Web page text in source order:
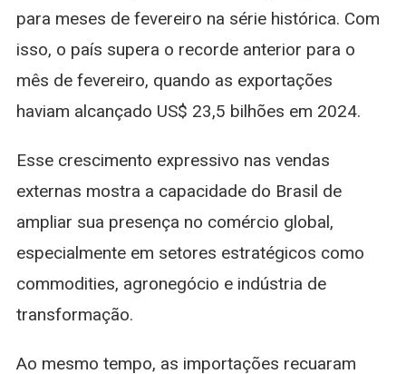
para meses de fevereiro na série histórica. Com
isso, o país supera o recorde anterior para o
mês de fevereiro, quando as exportações
haviam alcançado US$ 23,5 bilhões em 2024.
Esse crescimento expressivo nas vendas
externas mostra a capacidade do Brasil de
ampliar sua presença no comércio global,
especialmente em setores estratégicos como
commodities, agronegócio e indústria de
transformação.
Ao mesmo tempo, as importações recuaram